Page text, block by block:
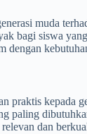
muda
bagi siswa
dengan
praktis kepada
paling
dan